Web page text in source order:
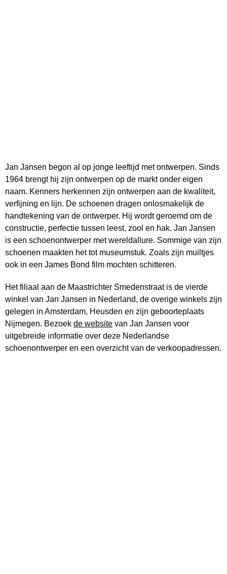
Jan Jansen begon al op jonge leeftijd met ontwerpen. Sinds
1964 brengt hij zijn ontwerpen op de markt onder eigen
naam. Kenners herkennen zijn ontwerpen aan de kwaliteit,
verfijning en lijn. De schoenen dragen onlosmakelijk de
handtekening van de ontwerper. Hij wordt geroemd om de
constructie, perfectie tussen leest, zool en hak. Jan Jansen
is een schoenontwerper met wereldallure. Sommige van zijn
schoenen maakten het tot museumstuk. Zoals zijn muiltjes
ook in een James Bond film mochten schitteren.
Het filiaal aan de Maastrichter Smedenstraat is de vierde
winkel van Jan Jansen in Nederland, de overige winkels zijn
gelegen in Amsterdam, Heusden en zijn geboorteplaats
Nijmegen. Bezoek de website van Jan Jansen voor
uitgebreide informatie over deze Nederlandse
schoenontwerper en een overzicht van de verkoopadressen.